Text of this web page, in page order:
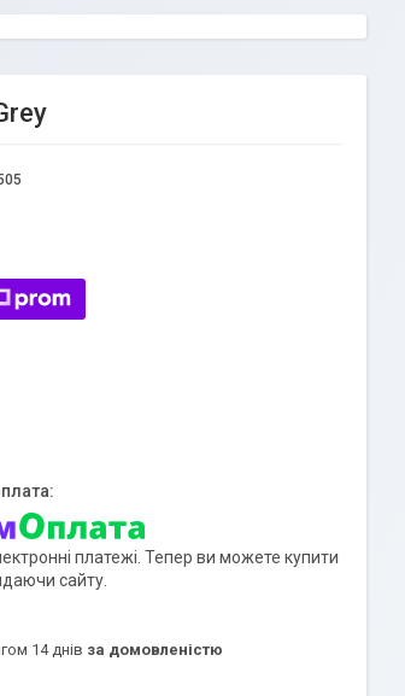
платежі. Тепер ви можете купити
сайту.
14 днів за домовленістю